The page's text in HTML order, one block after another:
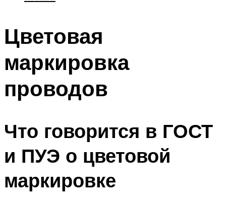
Цветовая
маркировка
проводов
Что говорится в ГОСТ
и ПУЭ о цветовой
маркировке